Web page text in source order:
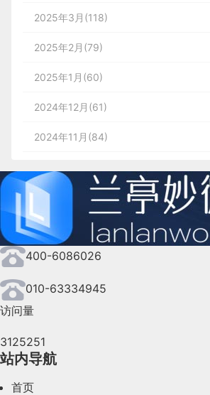
2025年3月(118)
2025年2月(79)
2025年1月(60)
2024年12月(61)
2024年11月(84)
2024年9月(144)
2024年8月(164)
2024年7月(107)
2024年6月(63)
2024年4月(44)
400-6086026
010-63334945
访问量
3125251
站内导航
首页